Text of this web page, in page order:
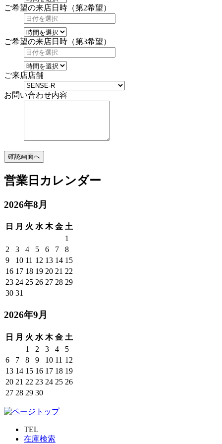
ご希望の来店日時（第2希望）
ご希望の来店日時（第3希望）
ご来店店舗
お問い合わせ内容
確認画面へ
営業日カレンダー
2026年8月
日 月 火 水 木 金 土
1
2
3 4 5 6 7
8
9
10 11 12 13 14 15
16 17 18 19 20 21 22
23 24 25 26 27 28 29
30 31
2026年9月
日 月 火 水 木 金 土
1
2 3 4
5
6
7 8 9 10 11 12
13 14 15 16 17 18 19
20 21 22 23 24 25 26
27 28 29 30
TEL
在庫検索